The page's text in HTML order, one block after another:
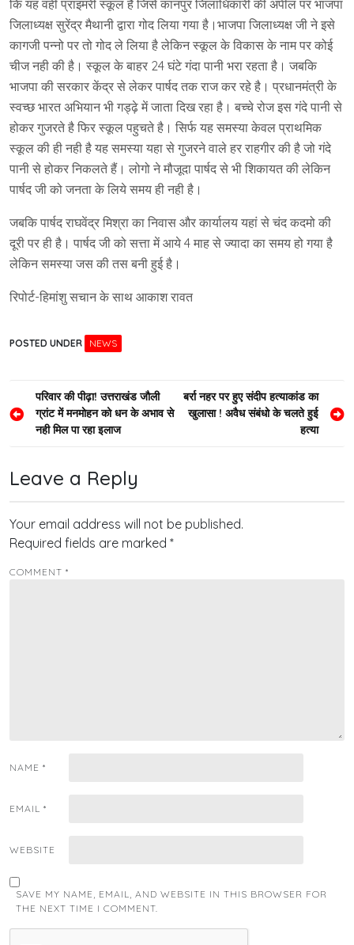
कि यह वही प्राइमरी स्कूल है जिसे कानपुर जिलाधिकारी की अपील पर भाजपा
जिलाध्यक्ष सुरेंद्र मैथानी द्वारा गोद लिया गया है।भाजपा जिलाध्यक्ष जी ने इसे
कागजी पन्नो पर तो गोद ले लिया है लेकिन स्कूल के विकास के नाम पर कोई
चीज नही की है। स्कूल के बाहर 24 घंटे गंदा पानी भरा रहता है। जबकि
भाजपा की सरकार केंद्र से लेकर पार्षद तक राज कर रहे है। प्रधानमंत्री के
स्वच्छ भारत अभियान भी गड्ढ़े में जाता दिख रहा है। बच्चे रोज इस गंदे पानी से
होकर गुजरते है फिर स्कूल पहुचते है। सिर्फ यह समस्या केवल प्राथमिक
स्कूल की ही नही है यह समस्या यहा से गुजरने वाले हर राहगीर की है जो गंदे
पानी से होकर निकलते हैं। लोगो ने मौजूदा पार्षद से भी शिकायत की लेकिन
पार्षद जी को जनता के लिये समय ही नही है।
जबकि पार्षद राघवेंद्र मिश्रा का निवास और कार्यालय यहां से चंद कदमो की
दूरी पर ही है। पार्षद जी को सत्ता में आये 4 माह से ज्यादा का समय हो गया है
लेकिन समस्या जस की तस बनी हुई है।
रिपोर्ट-हिमांशु सचान के साथ आकाश रावत
POSTED UNDER NEWS
Post
navigation
परिवार की पीढ़ा! उत्तराखंड जाैली
ग्रांट में मनमाेहन को धन के अभाव से
नही मिल पा रहा इलाज
बर्रा नहर पर हुए संदीप हत्याकांड का
खुलासा ! अवैध संबंधो के चलते हुई
हत्या
Leave a Reply
Your email address will not be published.
Required fields are marked *
COMMENT *
NAME *
EMAIL *
WEBSITE
SAVE MY NAME, EMAIL, AND WEBSITE IN THIS BROWSER FOR
THE NEXT TIME I COMMENT.